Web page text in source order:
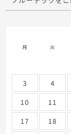
月 火
3
4
10
11
17
18